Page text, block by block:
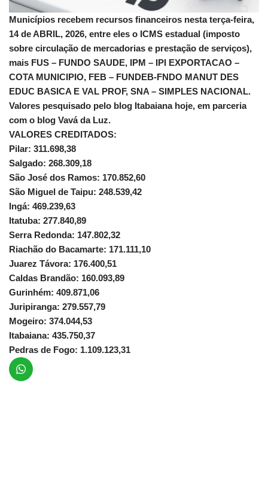
Municípios recebem recursos financeiros nesta terça-feira,
14 de ABRIL, 2026, entre eles o ICMS estadual (imposto
sobre circulação de mercadorias e prestação de serviços),
mais FUS – FUNDO SAUDE, IPM – IPI EXPORTACAO –
COTA MUNICIPIO, FEB – FUNDEB-FNDO MANUT DES
EDUC BASICA E VAL PROF, SNA – SIMPLES NACIONAL.
Valores pesquisado pelo blog Itabaiana hoje, em parceria
com o blog Vavá da Luz.
VALORES CREDITADOS:
Pilar: 311.698,38
Salgado: 268.309,18
São José dos Ramos: 170.852,60
São Miguel de Taipu: 248.539,42
Ingá: 469.239,63
Itatuba: 277.840,89
Serra Redonda: 147.802,32
Riachão do Bacamarte: 171.111,10
Juarez Távora: 176.400,51
Caldas Brandão: 160.093,89
Gurinhém: 409.871,06
Juripiranga: 279.557,79
Mogeiro: 374.044,53
Itabaiana: 435.750,37
Pedras de Fogo: 1.109.123,31